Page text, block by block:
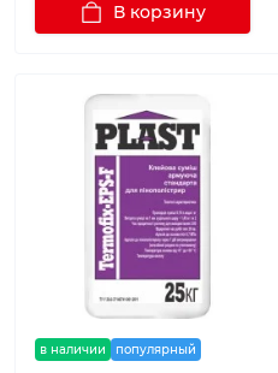
В корзину
в наличии популярный